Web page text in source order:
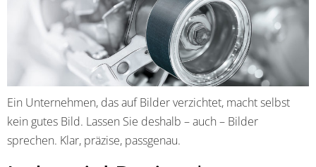
Ein Unternehmen, das auf Bilder verzichtet, macht selbst
kein gutes Bild. Lassen Sie deshalb – auch – Bilder
sprechen. Klar, präzise, passgenau.